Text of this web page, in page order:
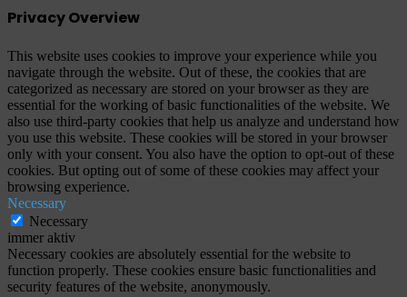
Privacy Overview
This website uses cookies to improve your experience while you
navigate through the website. Out of these, the cookies that are
categorized as necessary are stored on your browser as they are
essential for the working of basic functionalities of the website. We
also use third-party cookies that help us analyze and understand how
you use this website. These cookies will be stored in your browser
only with your consent. You also have the option to opt-out of these
cookies. But opting out of some of these cookies may affect your
browsing experience.
Necessary
Necessary
immer aktiv
Necessary cookies are absolutely essential for the website to
function properly. These cookies ensure basic functionalities and
security features of the website, anonymously.